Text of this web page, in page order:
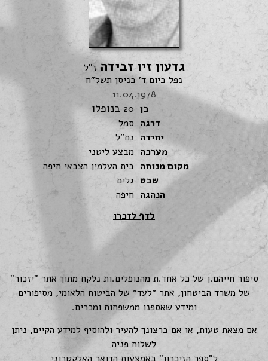
חיפוש
גדעון זיו זבידה ז"ל
נפל ביום ד' בניסן תשל"ח
11.04.1978
בן 20 בנופלו
דרגה סמל
יחידה נח"ל
מערכה מבצע ליטני
מקום מנוחה בית העלמין הצבאי חיפה
שבט גלים
הנהגה חיפה
לדף לזכרו
סיפור חייהם.ן של כל אחד.ת מהנופלים.ות נלקח מתוך אתר "יזכור"
של משרד הביטחון, אתר ״לעד״ של הביטוח הלאומי, מסיפורים
ומידע שאספנו ממשפחות ומכרים.
אם מצאת טעות, או אם ברצונך להעיר ולהוסיף למידע הקיים, ניתן
לשלוח פניה